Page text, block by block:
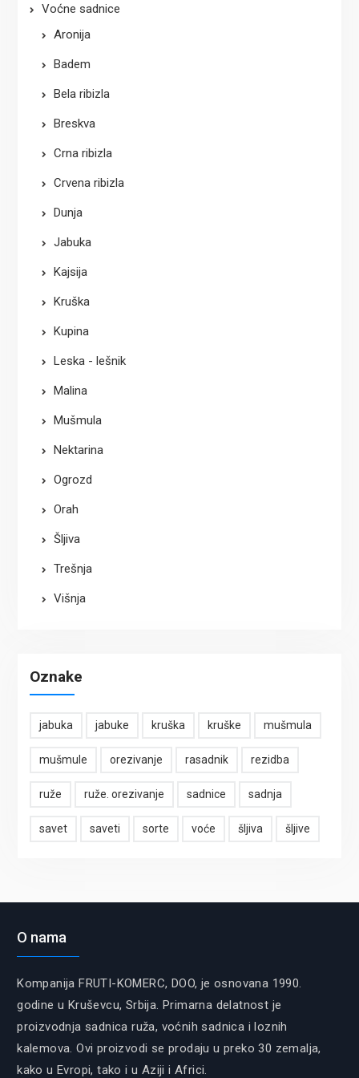
Voćne sadnice
Aronija
Badem
Bela ribizla
Breskva
Crna ribizla
Crvena ribizla
Dunja
Jabuka
Kajsija
Kruška
Kupina
Leska - lešnik
Malina
Mušmula
Nektarina
Ogrozd
Orah
Šljiva
Trešnja
Višnja
Oznake
jabuka jabuke kruška kruške mušmula
mušmule orezivanje rasadnik rezidba
ruže ruže. orezivanje sadnice sadnja
savet saveti sorte voće šljiva šljive
O nama
Kompanija FRUTI-KOMERC, DOO, je osnovana 1990.
godine u Kruševcu, Srbija. Primarna delatnost je
proizvodnja sadnica ruža, voćnih sadnica i loznih
kalemova. Ovi proizvodi se prodaju u preko 30 zemalja,
kako u Evropi, tako i u Aziji i Africi.